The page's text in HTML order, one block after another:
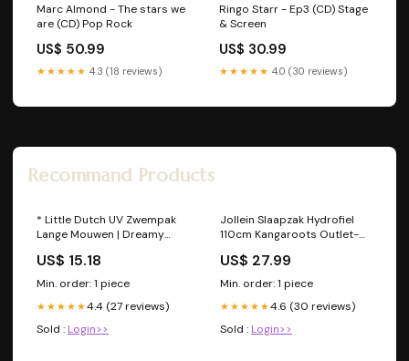
Marc Almond - The stars we
are (CD) Pop Rock
US$ 50.99
★★★★★ 4.3 (18 reviews)
Ringo Starr - Ep3 (CD) Stage
& Screen
US$ 30.99
★★★★★ 4.0 (30 reviews)
Recommand Products
* Little Dutch UV Zwempak
Lange Mouwen | Dreamy
US$ 15.18
Min. order: 1 piece
★★★★★4.4 (27 reviews)
Sold : Login>>
Jollein Slaapzak Hydrofiel
110cm Kangaroots Outlet-
US$ 27.99
Min. order: 1 piece
★★★★★4.6 (30 reviews)
Sold : Login>>